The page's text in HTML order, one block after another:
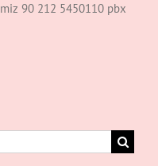
90 212 5450110 pbx